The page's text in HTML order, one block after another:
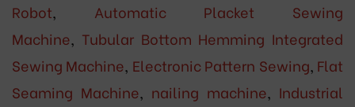
Robot, Automatic Placket Sewing
Machine, Tubular Bottom Hemming Integrated
Sewing Machine, Electronic Pattern Sewing, Flat
Seaming Machine, nailing machine, Industrial